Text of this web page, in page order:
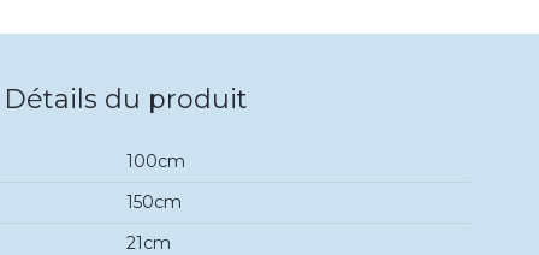
Détails du produit
100cm
150cm
21cm